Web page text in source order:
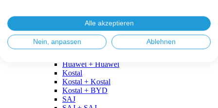
Fronius + BYD
GoodWe
GoodWe + GoodWe
GoodWe + BYD
Huawei + Huawei
Kostal
Kostal + Kostal
Kostal + BYD
SAJ
Alle akzeptieren
Nein, anpassen Ablehnen